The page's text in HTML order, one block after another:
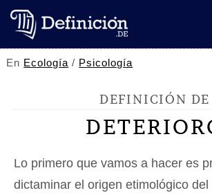
En Ecología / Psicología
DEFINICIÓN DE
Lo primero que vamos a hacer es
dictaminar el origen etimológico